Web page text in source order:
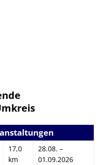
17,0
km
28.08. –
01.09.2026